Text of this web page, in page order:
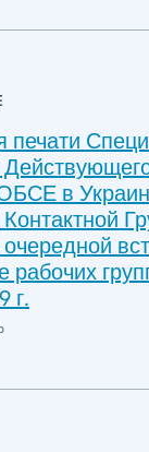
в
рабочих
г.